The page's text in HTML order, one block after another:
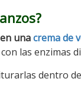
unacrema de
las enzimas
dentro